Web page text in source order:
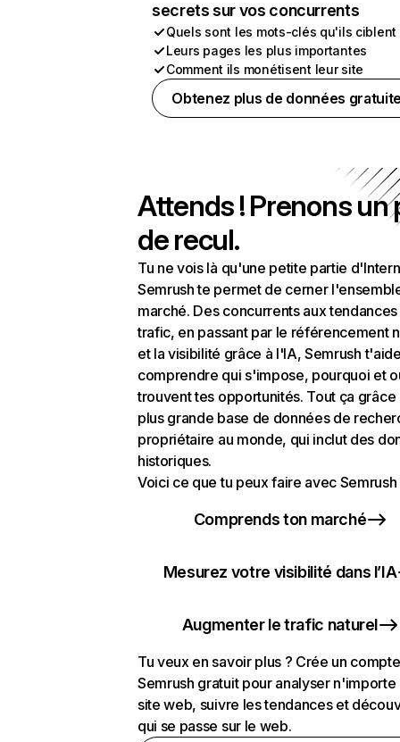
secrets sur vos concurrents
Quels sont les mots-clés qu'ils ciblent
Leurs pages les plus importantes
Comment ils monétisent leur site
Obtenez plus de données
Attends ! Prenons un
de recul.
Tu ne vois là qu'une petite partie
Semrush te permet de cerner
marché. Des concurrents aux
trafic, en passant par le référencement
et la visibilité grâce à l'IA, Semrush
comprendre qui s'impose, pourquoi et
trouvent tes opportunités. Tout ça grâce
plus grande base de données de
propriétaire au monde, qui inclut des
historiques.
Voici ce que tu peux faire avec Semrush
Comprends ton marché
Mesurez votre visibilité dans l’IA
Augmenter le trafic naturel
Tu veux en savoir plus ? Crée un compte
Semrush gratuit pour analyser n'importe
site web, suivre les tendances et
qui se passe sur le web.